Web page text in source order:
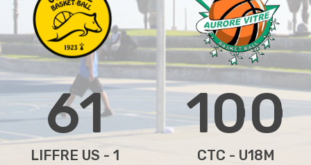
61 100
LIFFRE US - 1 CTC - U18M